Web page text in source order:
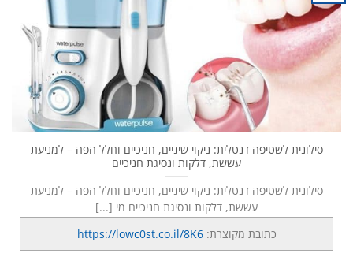
סילונית לשטיפה דנטלית: ניקוי שיניים, חניכיים וחלל הפה – למניעת
עששת, דלקות ונסיגת חניכיים
סילונית לשטיפה דנטלית: ניקוי שיניים, חניכיים וחלל הפה – למניעת
עששת, דלקות ונסיגת חניכיים מי [...]
כתובת מקוצרת:https://lowc0st.co.il/8K6